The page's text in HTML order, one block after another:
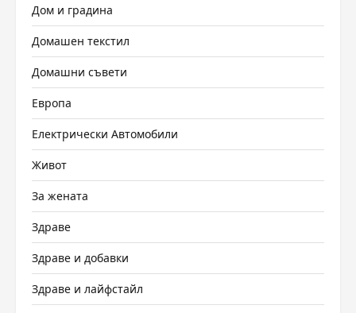
Дом и градина
Домашен текстил
Домашни съвети
Европа
Електрически Автомобили
Живот
За жената
Здраве
Здраве и добавки
Здраве и лайфстайл